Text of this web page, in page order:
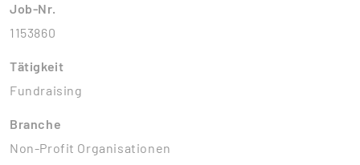
Job-Nr.
1153860
Tätigkeit
Fundraising
Branche
Non-Profit Organisationen